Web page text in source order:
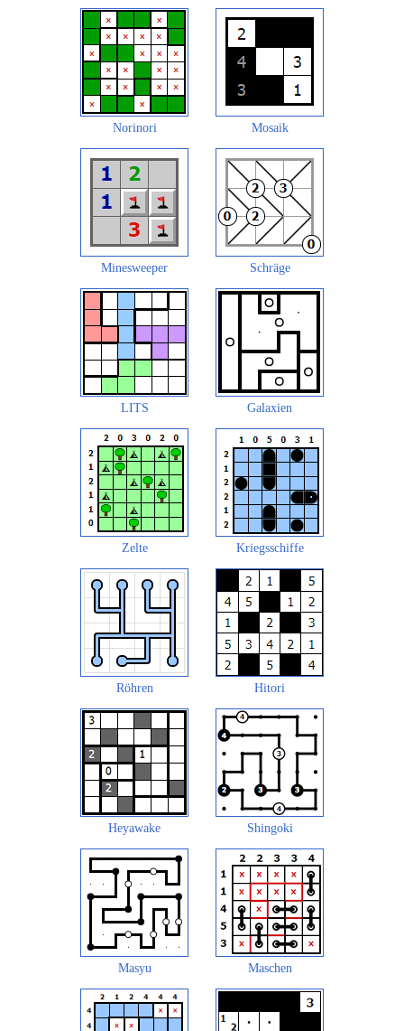
Norinori Mosaik
Minesweeper Schräge
LITS Galaxien
Zelte Kriegsschiffe
Röhren Hitori
Heyawake Shingoki
Masyu Maschen